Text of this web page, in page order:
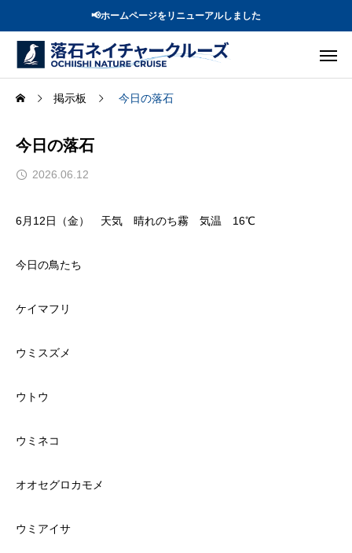
📢ホームページをリニューアルしました
掲示板 今日の落石
今日の落石
2026.06.12
6月12日（金） 天気 晴れのち霧 気温 16℃
今日の鳥たち
ケイマフリ
ウミスズメ
ウトウ
ウミネコ
オオセグロカモメ
ウミアイサ